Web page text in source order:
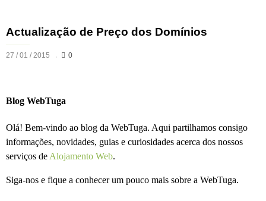
Actualização de Preço dos Domínios
27 / 01 / 2015 0
Blog WebTuga
Olá! Bem-vindo ao blog da WebTuga. Aqui partilhamos consigo
informações, novidades, guias e curiosidades acerca dos nossos
serviços de Alojamento Web.
Siga-nos e fique a conhecer um pouco mais sobre a WebTuga.